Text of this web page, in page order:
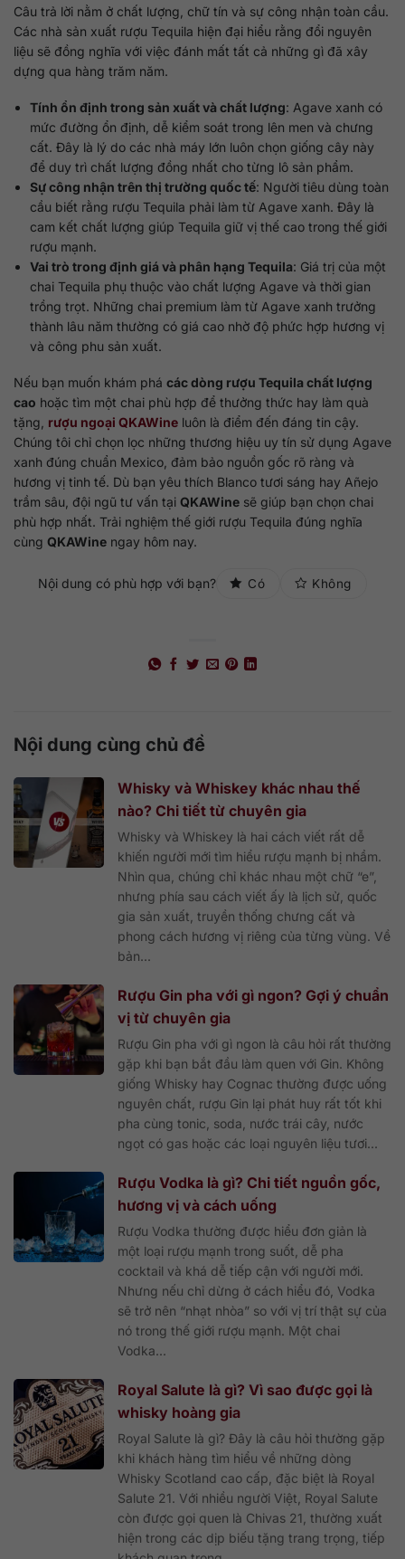
Câu trả lời nằm ở chất lượng, chữ tín và sự công nhận toàn cầu.
Các nhà sản xuất rượu Tequila hiện đại hiểu rằng đổi nguyên
liệu sẽ đồng nghĩa với việc đánh mất tất cả những gì đã xây
dựng qua hàng trăm năm.
Tính ổn định trong sản xuất và chất lượng: Agave xanh có
mức đường ổn định, dễ kiểm soát trong lên men và chưng
cất. Đây là lý do các nhà máy lớn luôn chọn giống cây này
để duy trì chất lượng đồng nhất cho từng lô sản phẩm.
Sự công nhận trên thị trường quốc tế: Người tiêu dùng toàn
cầu biết rằng rượu Tequila phải làm từ Agave xanh. Đây là
cam kết chất lượng giúp Tequila giữ vị thế cao trong thế giới
rượu mạnh.
Vai trò trong định giá và phân hạng Tequila: Giá trị của một
chai Tequila phụ thuộc vào chất lượng Agave và thời gian
trồng trọt. Những chai premium làm từ Agave xanh trưởng
thành lâu năm thường có giá cao nhờ độ phức hợp hương vị
và công phu sản xuất.
Nếu bạn muốn khám phá các dòng rượu Tequila chất lượng
cao hoặc tìm một chai phù hợp để thưởng thức hay làm quà
tặng, rượu ngoại QKAWine luôn là điểm đến đáng tin cậy.
Chúng tôi chỉ chọn lọc những thương hiệu uy tín sử dụng Agave
xanh đúng chuẩn Mexico, đảm bảo nguồn gốc rõ ràng và
hương vị tinh tế. Dù bạn yêu thích Blanco tươi sáng hay Añejo
trầm sâu, đội ngũ tư vấn tại QKAWine sẽ giúp bạn chọn chai
phù hợp nhất. Trải nghiệm thế giới rượu Tequila đúng nghĩa
cùng QKAWine ngay hôm nay.
Nội dung có phù hợp với bạn? Có Không
Nội dung cùng chủ đề
Whisky và Whiskey khác nhau thế
nào? Chi tiết từ chuyên gia
Whisky và Whiskey là hai cách viết rất dễ
khiến người mới tìm hiểu rượu mạnh bị nhầm.
Nhìn qua, chúng chỉ khác nhau một chữ “e”,
nhưng phía sau cách viết ấy là lịch sử, quốc
gia sản xuất, truyền thống chưng cất và
phong cách hương vị riêng của từng vùng. Về
bản...
Rượu Gin pha với gì ngon? Gợi ý chuẩn
vị từ chuyên gia
Rượu Gin pha với gì ngon là câu hỏi rất thường
gặp khi bạn bắt đầu làm quen với Gin. Không
giống Whisky hay Cognac thường được uống
nguyên chất, rượu Gin lại phát huy rất tốt khi
pha cùng tonic, soda, nước trái cây, nước
ngọt có gas hoặc các loại nguyên liệu tươi...
Rượu Vodka là gì? Chi tiết nguồn gốc,
hương vị và cách uống
Rượu Vodka thường được hiểu đơn giản là
một loại rượu mạnh trong suốt, dễ pha
cocktail và khá dễ tiếp cận với người mới.
Nhưng nếu chỉ dừng ở cách hiểu đó, Vodka
sẽ trở nên “nhạt nhòa” so với vị trí thật sự của
nó trong thế giới rượu mạnh. Một chai
Vodka...
Royal Salute là gì? Vì sao được gọi là
whisky hoàng gia
Royal Salute là gì? Đây là câu hỏi thường gặp
khi khách hàng tìm hiểu về những dòng
Whisky Scotland cao cấp, đặc biệt là Royal
Salute 21. Với nhiều người Việt, Royal Salute
còn được gọi quen là Chivas 21, thường xuất
hiện trong các dịp biếu tặng trang trọng, tiếp